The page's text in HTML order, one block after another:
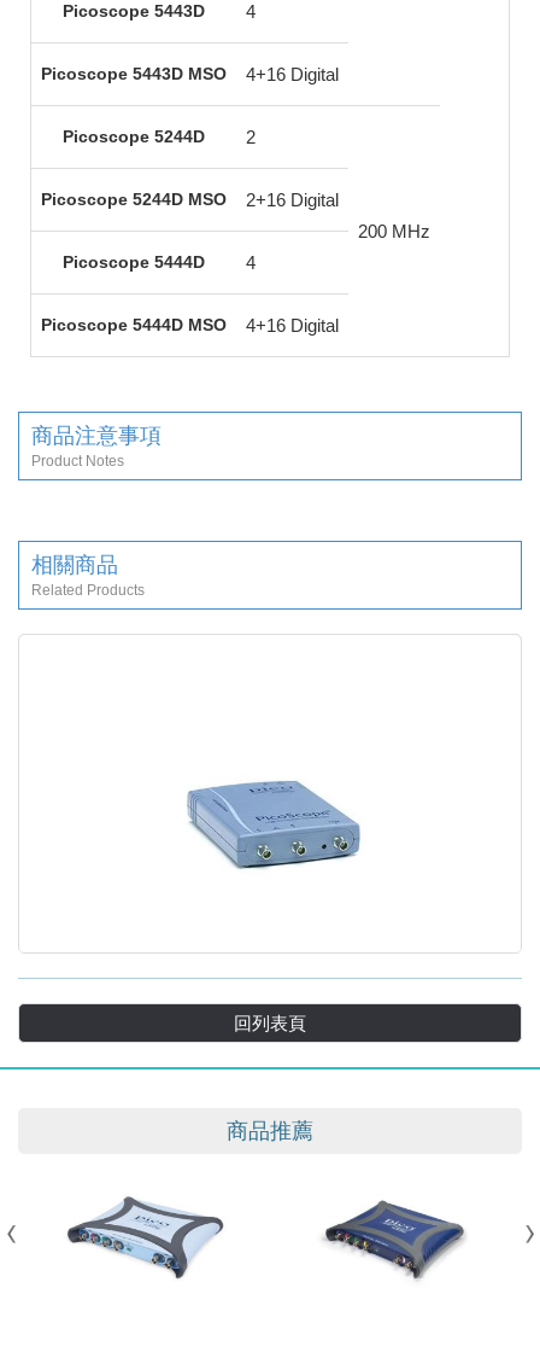
Picoscope 5443D 4
Picoscope 5443D MSO 4+16 Digital
Picoscope 5244D 2
200 MHz
Picoscope 5244D MSO 2+16 Digital
Picoscope 5444D 4
Picoscope 5444D MSO 4+16 Digital
商品注意事項
Product Notes
相關商品
Related Products
PicoScope 4262-PC示波器
回列表頁
商品推薦